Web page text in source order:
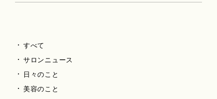
すべて
サロンニュース
日々のこと
美容のこと